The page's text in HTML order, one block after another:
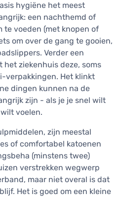
hygiëne het meest
een nachthemd of
te voeden (met knopen of
om over de gang te gooien,
Verder een
het ziekenhuis deze, soms
verpakkingen. Het klinkt
dingen kunnen na de
zijn - als je je snel wilt
voelen.
zijn meestal
of comfortabel katoenen
(minstens twee)
verstrekken wegwerp
maar niet overal is dat
Het is goed om een kleine